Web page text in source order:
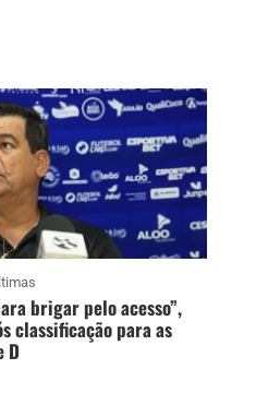
brigar pelo acesso”,
classificação para as
D